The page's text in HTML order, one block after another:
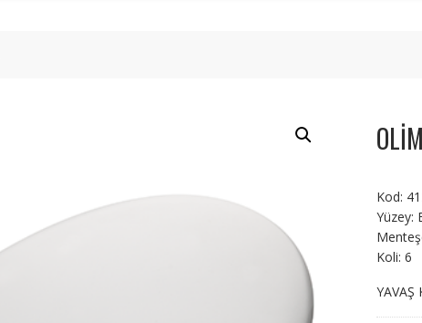
Kod:
Yüzey:
Koli: 6
YAVAŞ